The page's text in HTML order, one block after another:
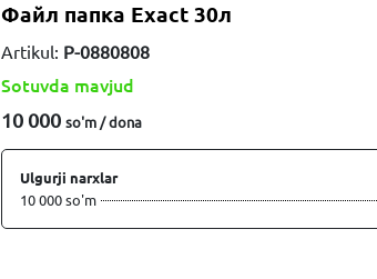
Файл папка Exact 30л
Artikul: P-0880808
Sotuvda mavjud
10 000 so'm / dona
Ulgurji narxlar
10 000 so'm